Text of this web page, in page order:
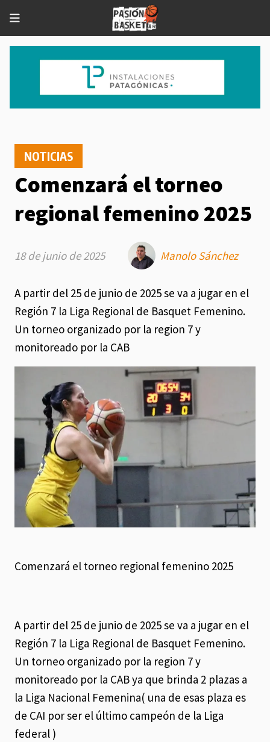
Comenzará el torneo
regional femenino 2025
A partir del 25 de junio de 2025 se va a jugar en el
Región 7 la Liga Regional de Basquet Femenino.
Un torneo organizado por la region 7 y
monitoreado por la CAB
NOTICIAS
18 de junio de 2025 Manolo Sánchez
Comenzará el torneo regional femenino 2025
A partir del 25 de junio de 2025 se va a jugar en el
Región 7 la Liga Regional de Basquet Femenino.
Un torneo organizado por la region 7 y
monitoreado por la CAB ya que brinda 2 plazas a
la Liga Nacional Femenina( una de esas plaza es
de CAI por ser el último campeón de la Liga
federal )